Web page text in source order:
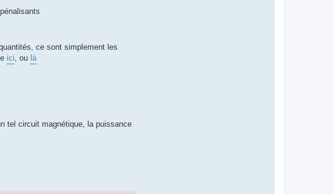
ce sont simplement les
ici, ou là
tel circuit magnétique, la puissance